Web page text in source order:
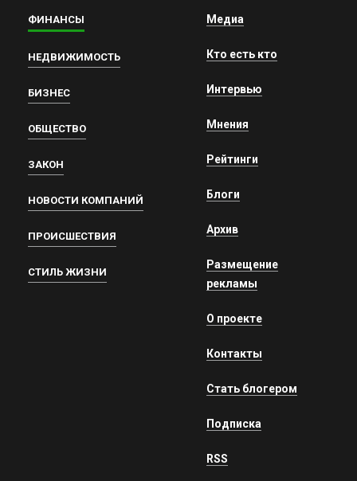
ФИНАНСЫ
НЕДВИЖИМОСТЬ
БИЗНЕС
ОБЩЕСТВО
ЗАКОН
НОВОСТИ КОМПАНИЙ
ПРОИСШЕСТВИЯ
СТИЛЬ ЖИЗНИ
Медиа
Кто есть кто
Интервью
Мнения
Рейтинги
Блоги
Архив
Размещение
рекламы
О проекте
Контакты
Стать блогером
Подписка
RSS